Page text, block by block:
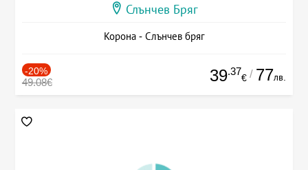
Слънчев Бряг
Корона - Слънчев бряг
-20%
49.08€ 39.37
€ / 77лв.